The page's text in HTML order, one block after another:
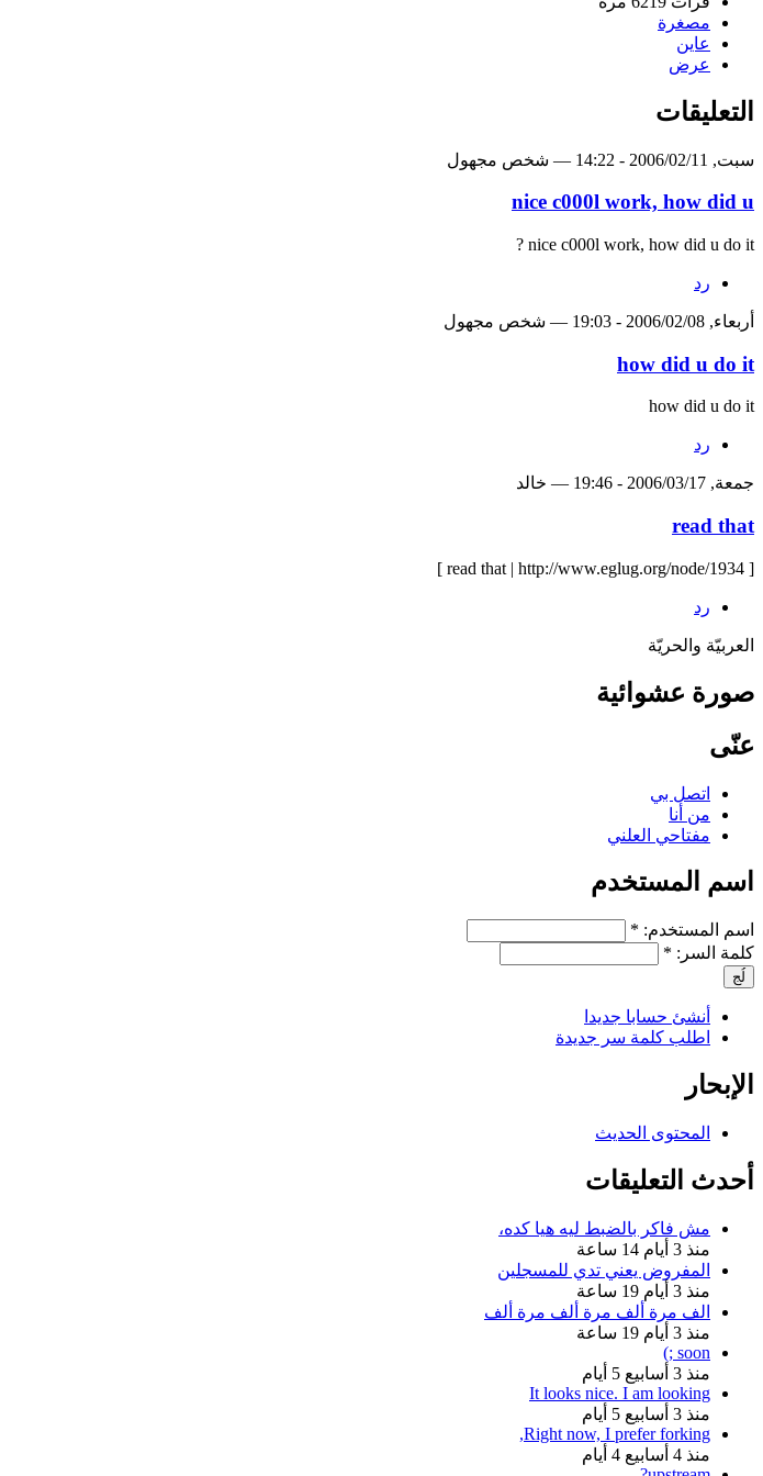
مصغرة
عاين
عرض
التعليقات
‏سبت, 2006/02/11 - 14:22 —‏ شخص مجهول
nice c000l work, how did u
nice c000l work, how did u do it ?
رد
‏أربعاء, 2006/02/08 - 19:03 —‏ شخص مجهول
how did u do it
how did u do it
رد
‏جمعة, 2006/03/17 - 19:46 —‏ خالد
read that
[ read that | http://www.eglug.org/node/1934 ]
رد
العربيّة والحريّة
صورة عشوائية
عنّى
اتصل بي
من أنا
مفتاحي العلني
اسم المستخدم
‏اسم المستخدم: ‏ *
‏كلمة السر: ‏ *
أنشئ حسابا جديدا
اطلب كلمة سر جديدة
الإبحار
المحتوى الحديث
أحدث التعليقات
مش فاكر بالضبط ليه هيا كده،
منذ 3 أيام 14 ساعة
المفروض يعني تدي للمسجلين
منذ 3 أيام 19 ساعة
الف مرة ألف مرة ألف مرة ألف
منذ 3 أيام 19 ساعة
soon ;)
منذ 3 أسابيع 5 أيام
It looks nice. I am looking
منذ 3 أسابيع 5 أيام
Right now, I prefer forking,
منذ 4 أسابيع 4 أيام